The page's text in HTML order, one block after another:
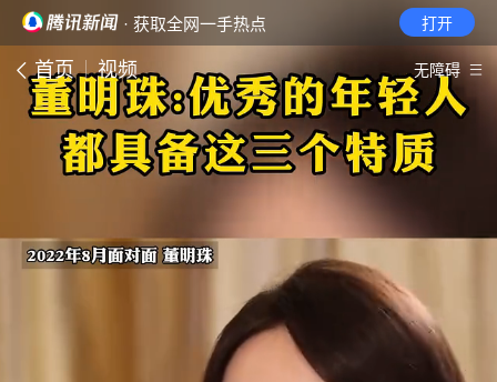
· 获取全网一手热点 打开
首页 视频 无障碍